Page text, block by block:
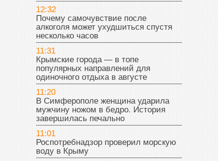
12:32
Почему самочувствие после
алкоголя может ухудшиться спустя
несколько часов
11:31
Крымские города — в топе
популярных направлений для
одиночного отдыха в августе
11:20
В Симферополе женщина ударила
мужчину ножом в бедро. История
завершилась печально
11:01
Роспотребнадзор проверил морскую
воду в Крыму